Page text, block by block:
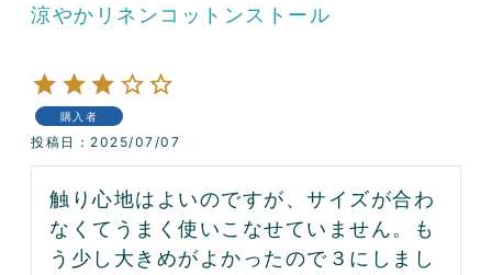
涼やかリネンコットンストール
購入者
投稿日 2025/07/07
触り心地はよいのですが、サイズが合わ
なくてうまく使いこなせていません。も
う少し大きめがよかったので３にしまし